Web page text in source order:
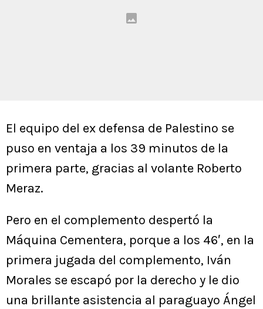
El equipo del ex defensa de Palestino se
puso en ventaja a los 39 minutos de la
primera parte, gracias al volante Roberto
Meraz.
Pero en el complemento despertó la
Máquina Cementera, porque a los 46′, en la
primera jugada del complemento, Iván
Morales se escapó por la derecho y le dio
una brillante asistencia al paraguayo Ángel